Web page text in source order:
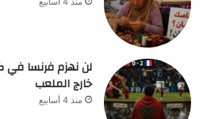
لن نهزم فرنسا في
خارج الملعب
منذ 4 أسابيع